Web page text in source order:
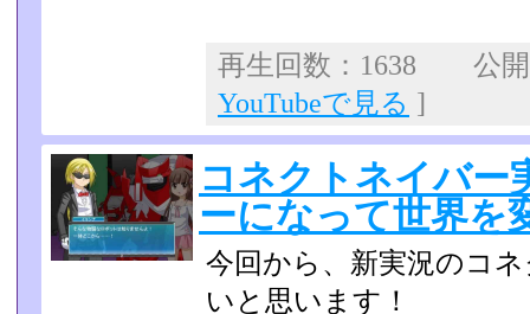
再生回数：1638 公
YouTubeで見る ]
コネクトネイバー
ーになって世界を
今回から、新実況のコ
いと思います！